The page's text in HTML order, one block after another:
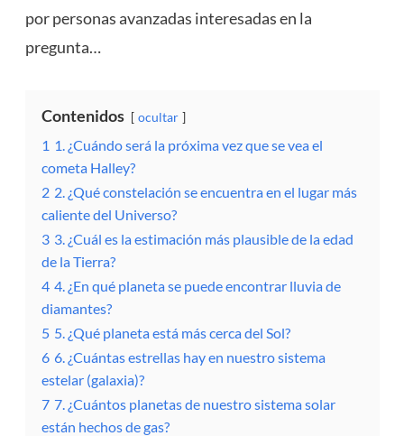
por personas avanzadas interesadas en la
pregunta…
Contenidos ocultar
1 1. ¿Cuándo será la próxima vez que se vea el
cometa Halley?
2 2. ¿Qué constelación se encuentra en el lugar más
caliente del Universo?
3 3. ¿Cuál es la estimación más plausible de la edad
de la Tierra?
4 4. ¿En qué planeta se puede encontrar lluvia de
diamantes?
5 5. ¿Qué planeta está más cerca del Sol?
6 6. ¿Cuántas estrellas hay en nuestro sistema
estelar (galaxia)?
7 7. ¿Cuántos planetas de nuestro sistema solar
están hechos de gas?